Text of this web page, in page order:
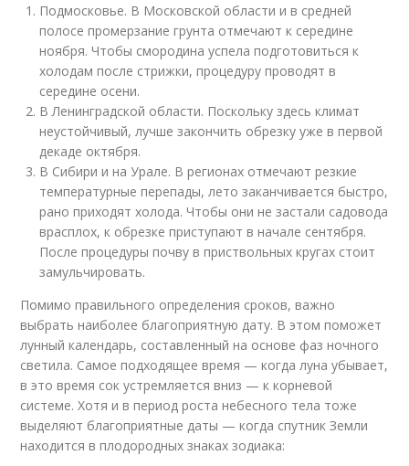
Подмосковье. В Московской области и в средней
полосе промерзание грунта отмечают к середине
ноября. Чтобы смородина успела подготовиться к
холодам после стрижки, процедуру проводят в
середине осени.
В Ленинградской области. Поскольку здесь климат
неустойчивый, лучше закончить обрезку уже в первой
декаде октября.
В Сибири и на Урале. В регионах отмечают резкие
температурные перепады, лето заканчивается быстро,
рано приходят холода. Чтобы они не застали садовода
врасплох, к обрезке приступают в начале сентября.
После процедуры почву в приствольных кругах стоит
замульчировать.
Помимо правильного определения сроков, важно
выбрать наиболее благоприятную дату. В этом поможет
лунный календарь, составленный на основе фаз ночного
светила. Самое подходящее время — когда луна убывает,
в это время сок устремляется вниз — к корневой
системе. Хотя и в период роста небесного тела тоже
выделяют благоприятные даты — когда спутник Земли
находится в плодородных знаках зодиака: